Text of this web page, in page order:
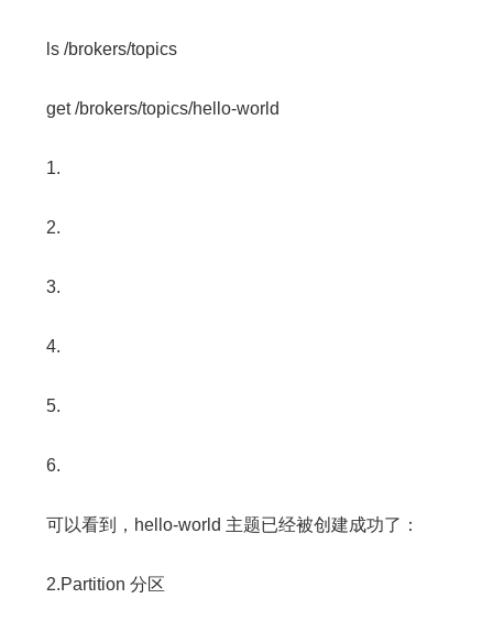
ls /brokers/topics
get /brokers/topics/hello-world
1.
2.
3.
4.
5.
6.
可以看到，hello-world 主题已经被创建成功了：
2.Partition 分区